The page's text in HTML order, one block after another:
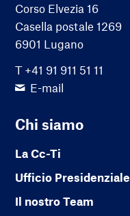
Corso Elvezia 16
Casella postale 1269
6901 Lugano
T +41 91 911 51 11
E-mail
Chi siamo
La Cc-Ti
Ufficio Presidenziale
Il nostro Team